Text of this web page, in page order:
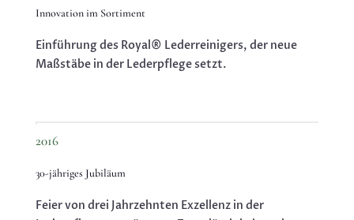
Innovation im Sortiment
Einführung des Royal® Lederreinigers, der neue
Maßstäbe in der Lederpflege setzt.
2016
30-jähriges Jubiläum
Feier von drei Jahrzehnten Exzellenz in der